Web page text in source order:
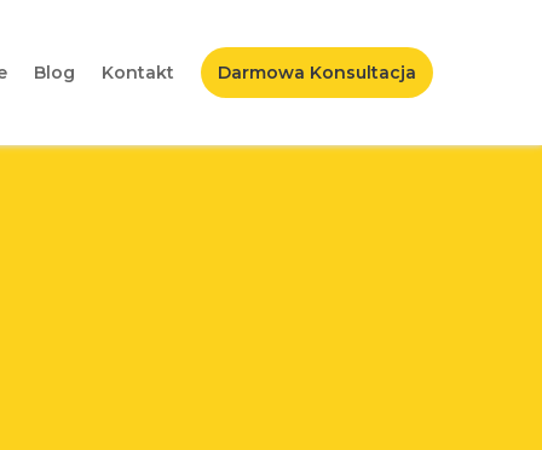
Blog Kontakt Darmowa Konsultacja